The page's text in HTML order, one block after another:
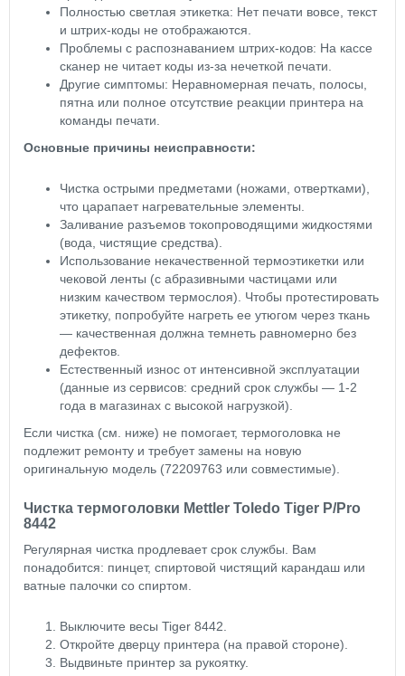
Полностью светлая этикетка: Нет печати вовсе, текст
и штрих-коды не отображаются.
Проблемы с распознаванием штрих-кодов: На кассе
сканер не читает коды из-за нечеткой печати.
Другие симптомы: Неравномерная печать, полосы,
пятна или полное отсутствие реакции принтера на
команды печати.
Основные причины неисправности:
Чистка острыми предметами (ножами, отвертками),
что царапает нагревательные элементы.
Заливание разъемов токопроводящими жидкостями
(вода, чистящие средства).
Использование некачественной термоэтикетки или
чековой ленты (с абразивными частицами или
низким качеством термослоя). Чтобы протестировать
этикетку, попробуйте нагреть ее утюгом через ткань
— качественная должна темнеть равномерно без
дефектов.
Естественный износ от интенсивной эксплуатации
(данные из сервисов: средний срок службы — 1-2
года в магазинах с высокой нагрузкой).
Если чистка (см. ниже) не помогает, термоголовка не
подлежит ремонту и требует замены на новую
оригинальную модель (72209763 или совместимые).
Чистка термоголовки Mettler Toledo Tiger P/Pro
8442
Регулярная чистка продлевает срок службы. Вам
понадобится: пинцет, спиртовой чистящий карандаш или
ватные палочки со спиртом.
Выключите весы Tiger 8442.
Откройте дверцу принтера (на правой стороне).
Выдвиньте принтер за рукоятку.